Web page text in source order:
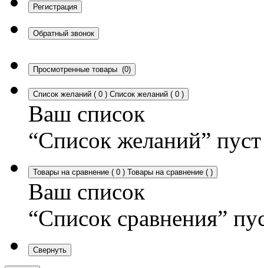
Регистрация
Обратный звонок
Просмотренные товары (0)
Список желаний ( 0 ) Список желаний ( 0 )
Ваш список
“Список желаний” пуст
Товары на сравнение ( 0 ) Товары на сравнение ( )
Ваш список
“Список сравнения”
Свернуть